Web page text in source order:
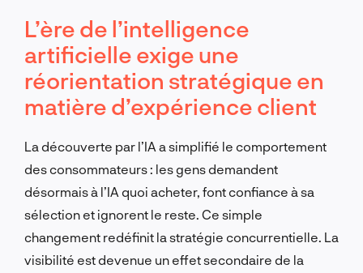
L’ère de l’intelligence
artificielle exige une
réorientation stratégique en
matière d’expérience client
La découverte par l’IA a simplifié le comportement
des consommateurs : les gens demandent
désormais à l’IA quoi acheter, font confiance à sa
sélection et ignorent le reste. Ce simple
changement redéfinit la stratégie concurrentielle. La
visibilité est devenue un effet secondaire de la